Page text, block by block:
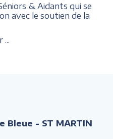
& Aidants qui se
avec le soutien de la
Bleue - ST MARTIN